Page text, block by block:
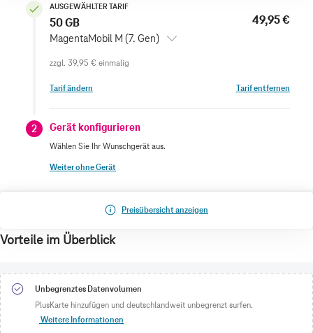
AUSGEWÄHLTER TARIF
50 GB
MagentaMobil M (7. Gen)
49,95 €
zzgl. 39,95 € einmalig
Tarif ändern Tarif entfernen
2 Gerät konfigurieren
Wählen Sie Ihr Wunschgerät aus.
Weiter ohne Gerät
Preisübersicht anzeigen
Vorteile im Überblick
Unbegrenztes Datenvolumen
PlusKarte hinzufügen und deutschlandweit unbegrenzt surfen.
Weitere Informationen